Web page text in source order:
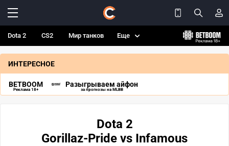
Dota 2 CS2 Мир танков Еще
ИНТЕРЕСНОЕ
BETBOOM
Реклама 18+
Разыгрываем айфон
за прогнозы на MLBB
Dota 2
Gorillaz-Pride vs Infamous